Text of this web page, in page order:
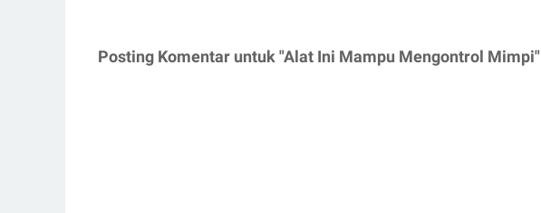
Posting Komentar untuk "Alat Ini Mampu Mengontrol Mimpi"